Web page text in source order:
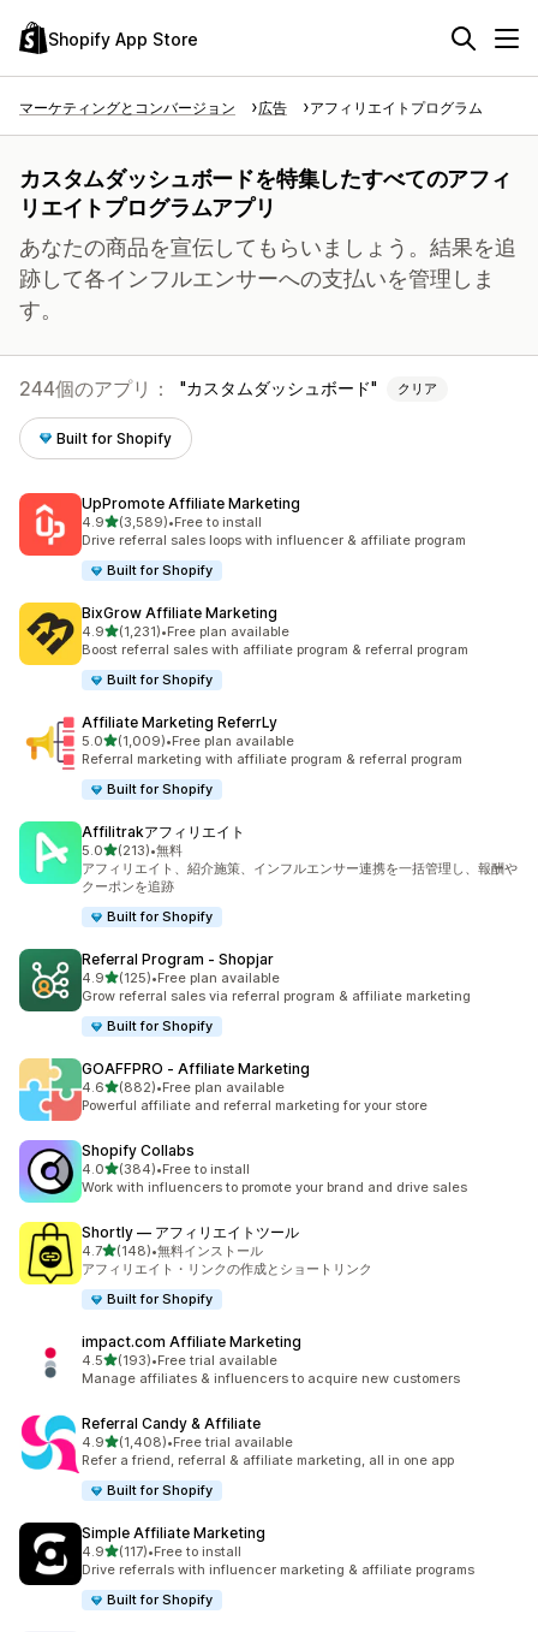
Shopify App Store
マーケティングとコンバージョン 広告 アフィリエイトプログラム
カスタムダッシュボードを特集したすべてのアフィ
リエイトプログラムアプリ
あなたの商品を宣伝してもらいましょう。結果を追
跡して各インフルエンサーへの支払いを管理しま
す。
244個のアプリ： カスタムダッシュボード クリア
Built for Shopify
UpPromote Affiliate Marketing
4.95つ星中
(3,589)
合計レビュー数：3589件
•Free to install
Drive referral sales loops with influencer & affiliate program
Built for Shopify
BixGrow Affiliate Marketing
4.95つ星中
(1,231)
合計レビュー数：1231件
•Free plan available
Boost referral sales with affiliate program & referral program
Built for Shopify
Affiliate Marketing ReferrLy
5.05つ星中
(1,009)
合計レビュー数：1009件
•Free plan available
Referral marketing with affiliate program & referral program
Built for Shopify
Affilitrakアフィリエイト
5.05つ星中
(213)
合計レビュー数：213件
•無料
アフィリエイト、紹介施策、インフルエンサー連携を一括管理し、報酬や
クーポンを追跡
Built for Shopify
Referral Program ‑ Shopjar
4.95つ星中
(125)
合計レビュー数：125件
•Free plan available
Grow referral sales via referral program & affiliate marketing
Built for Shopify
GOAFFPRO ‑ Affiliate Marketing
4.65つ星中
(882)
合計レビュー数：882件
•Free plan available
Powerful affiliate and referral marketing for your store
Shopify Collabs
4.05つ星中
(384)
合計レビュー数：384件
•Free to install
Work with influencers to promote your brand and drive sales
Shortly — アフィリエイトツール
4.75つ星中
(148)
合計レビュー数：148件
•無料インストール
アフィリエイト・リンクの作成とショートリンク
Built for Shopify
impact.com Affiliate Marketing
4.55つ星中
(193)
合計レビュー数：193件
•Free trial available
Manage affiliates & influencers to acquire new customers
Referral Candy & Affiliate
4.95つ星中
(1,408)
合計レビュー数：1408件
•Free trial available
Refer a friend, referral & affiliate marketing, all in one app
Built for Shopify
Simple Affiliate Marketing
4.95つ星中
(117)
合計レビュー数：117件
•Free to install
Drive referrals with influencer marketing & affiliate programs
Built for Shopify